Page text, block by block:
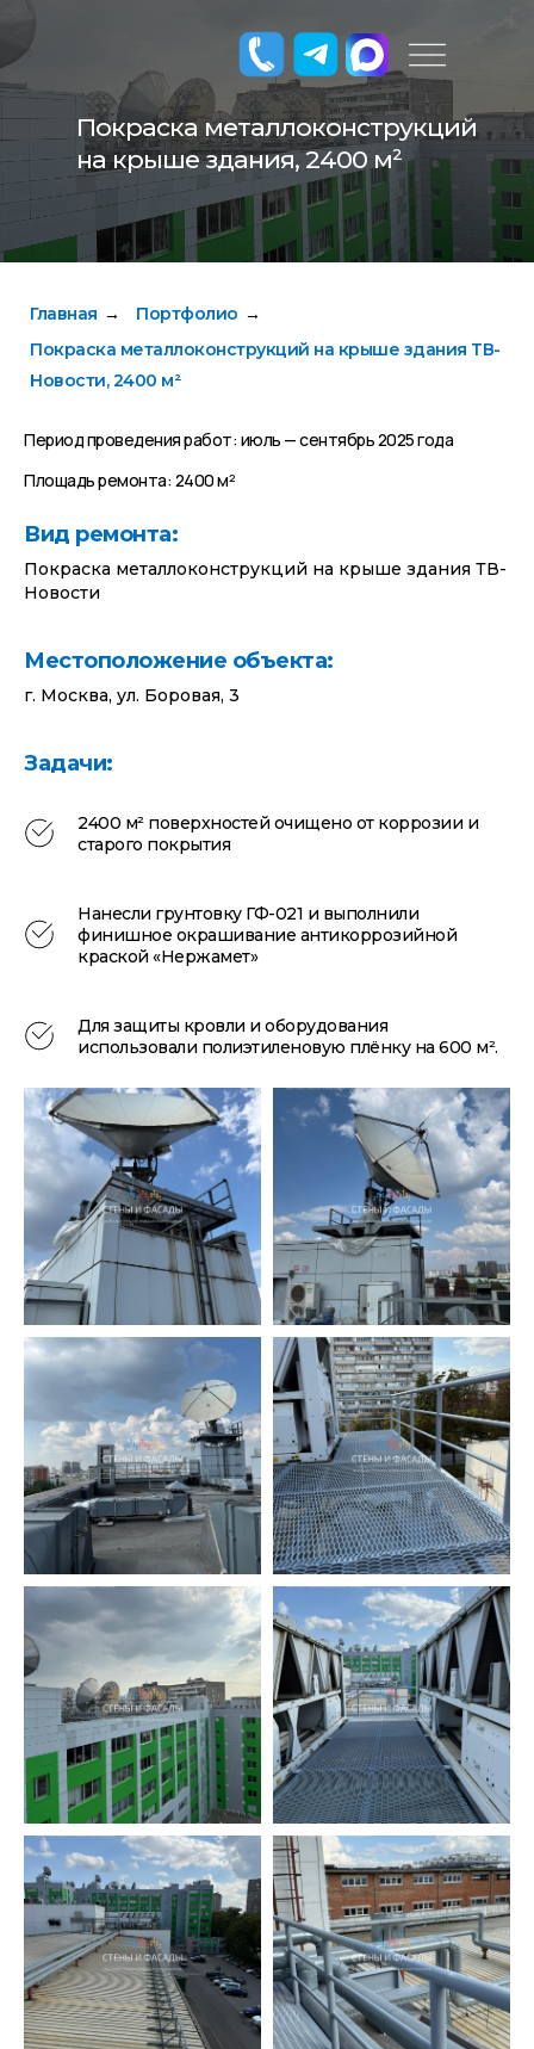
Покраска металлоконструкций
на крыше здания, 2400 м²
Главная → Портфолио →
Покраска металлоконструкций на крыше здания ТВ-
Новости, 2400 м²
Период проведения работ: июль — сентябрь 2025 года
Площадь ремонта: 2400 м²
Вид ремонта:
Покраска металлоконструкций на крыше здания ТВ-
Новости
Местоположение объекта:
г. Москва, ул. Боровая, 3
Задачи:
2400 м² поверхностей очищено от коррозии и
старого покрытия
Нанесли грунтовку ГФ-021 и выполнили
финишное окрашивание антикоррозийной
краской «Нержамет»
Для защиты кровли и оборудования
использовали полиэтиленовую плёнку на 600 м².